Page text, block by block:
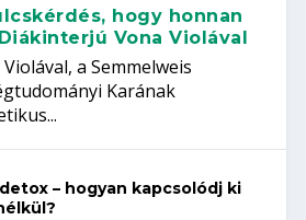
hogy honnan
Vona Violával
a Semmelweis
Karának
– hogyan kapcsolódj ki